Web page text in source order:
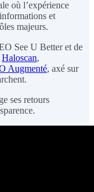
où l’expérience
et
majeurs.
See U Better et de
Haloscan,
Augmenté, axé sur
ses retours